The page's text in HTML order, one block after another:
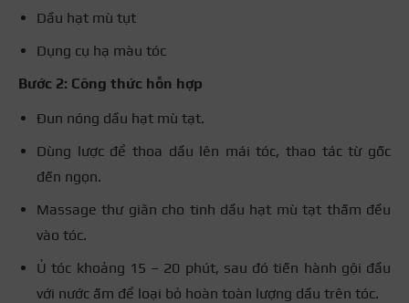
Dầu hạt mù tụt
Dụng cụ hạ màu tóc
Bước 2: Công thức hỗn hợp
Đun nóng dầu hạt mù tạt.
Dùng lược để thoa dầu lên mái tóc, thao tác từ gốc
đến ngọn.
Massage thư giãn cho tinh dầu hạt mù tạt thấm đều
vào tóc.
Ủ tóc khoảng 15 – 20 phút, sau đó tiến hành gội đầu
với nước ấm để loại bỏ hoàn toàn lượng dầu trên tóc.